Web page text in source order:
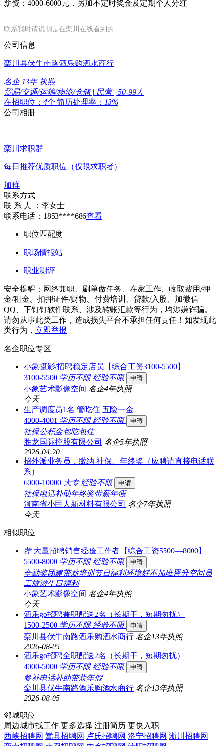
薪资：4000-6000元，另加不定时奖金及定期个人分红
联系我时请说明是在栾川在线看到的…
公司信息
栾川县伏牛南路酒乐购酒水商行
名企 13年 执照
贸易/交通/运输/物流/仓储 | 民营 | 50-99人
在招职位： 4个 简历处理率： 13%
公司相册
栾川求职群
每日推荐优质职位（仅限求职者）
加群
联系方式
联 系 人 ： 李女士
联系电话： 1853****686查看
职位匹配度
职场情报站
职业测评
安全提醒：网络兼职、刷单做任务、在家工作、收取费用/押
金/租金、扣押证件/财物、付费培训、贷款/入股、加微信
QQ、下钉钉软件联系、涉及转账汇款等行为，均涉嫌诈骗。
请勿从事此类工作，造成损失平台不承担任何责任！如发现此
类行为， 立即举报
名企职位专区
小象摄影/招聘稳定店员【综合工资3100-5500】
3100-5500 学历不限 经验不限 申请
小象艺术影像空间 名企4年执照
今天
生产调度员1名 管吃住 五险一金
4000-4001 学历不限 经验不限 申请
社保公积金包吃包住
胜龙国际控股有限公司 名企5年执照
2026-04-20
招外派业务员，缴纳 社保、年终奖（应聘请直接电话联
系）
6000-10000 大专 经验不限 申请
社保电话补助年终奖带薪年假
河南省小巨人新材料有限公司 名企7年执照
今天
相似职位
荐 大量招聘销售经验工作者【综合工资5500—8000】
5500-8000 学历不限 经验不限 申请
全勤奖团建带薪培训节日福利环境好不加班晋升空间员
工旅游生日福利
小象艺术影像空间 名企4年执照
今天
酒乐go招聘兼职配送2名（长期干，短期勿扰）
1500-2500 学历不限 经验不限 申请
栾川县伏牛南路酒乐购酒水商行 名企13年执照
2026-08-05
酒乐go招聘全职配送2名（长期干，短期勿扰）
4000-5000 学历不限 经验不限 申请
餐补电话补助带薪年假
栾川县伏牛南路酒乐购酒水商行 名企13年执照
2026-08-05
邻城职位
周边城市找工作 更多选择 注册简历 更快入职
西峡招聘网 嵩县招聘网 卢氏招聘网 洛宁招聘网 淅川招聘网